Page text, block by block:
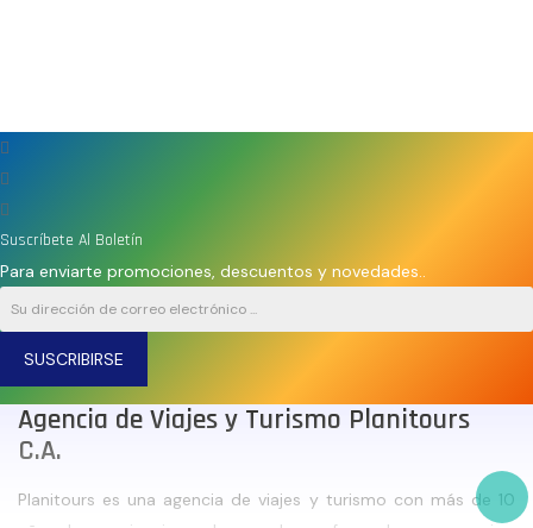
Suscríbete Al Boletín
Para enviarte promociones, descuentos y novedades..
SUSCRIBIRSE
Agencia de Viajes y Turismo Planitours
C.A.
Planitours es una agencia de viajes y turismo con más de 10